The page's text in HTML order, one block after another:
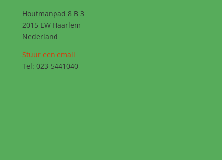
Houtmanpad 8 B 3
2015 EW Haarlem
Nederland
Stuur een email
Tel: 023-5441040